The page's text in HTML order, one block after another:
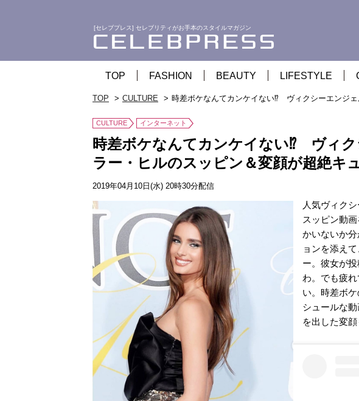
[セレブプレス] セレブリティがお手本のスタイルマガジン
TOP FASHION BEAUTY LIFESTYLE
TOP CULTURE 時差ボケなんてカンケイない⁉︎ ヴィクシーエンジ
CULTURE インターネット
時差ボケなんてカンケイない⁉︎ ヴィク
ラー・ヒルのスッピン＆変顔が超絶キ
2019年04月10日(水) 20時30分配信
人気ヴィク
スッピン動
かいないか
ョンを添え
ー。彼女が
わ。でも疲
い。時差ボ
シュールな
を出した変顔